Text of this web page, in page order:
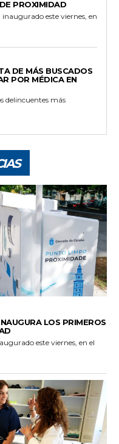
PROXIMIDAD
inaugurado este viernes, en
DE MÁS BUSCADOS
POR MÉDICA EN
delincuentes más
LOS PRIMEROS
este viernes, en el